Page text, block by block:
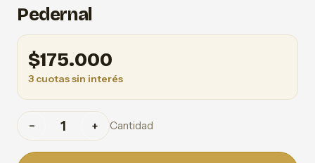
Pedernal
$175.000
3 cuotas sin interés
− + Cantidad